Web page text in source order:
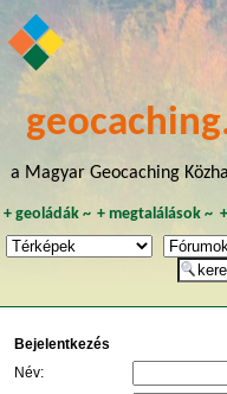
a Magyar Geocaching
+ geoládák~ +megtalálások ~ +
Bejelentkezés
Név: